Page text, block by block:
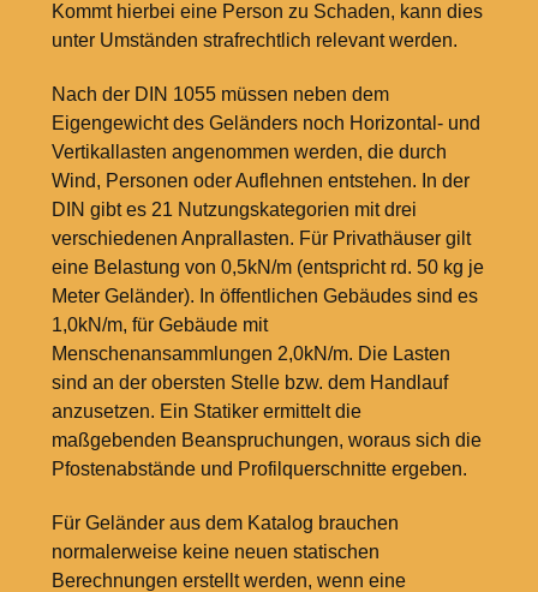
Kommt hierbei eine Person zu Schaden, kann dies
unter Umständen strafrechtlich relevant werden.
Nach der DIN 1055 müssen neben dem
Eigengewicht des Geländers noch Horizontal- und
Vertikallasten angenommen werden, die durch
Wind, Personen oder Auflehnen entstehen. In der
DIN gibt es 21 Nutzungskategorien mit drei
verschiedenen Anprallasten. Für Privathäuser gilt
eine Belastung von 0,5kN/m (entspricht rd. 50 kg je
Meter Geländer). In öffentlichen Gebäudes sind es
1,0kN/m, für Gebäude mit
Menschenansammlungen 2,0kN/m. Die Lasten
sind an der obersten Stelle bzw. dem Handlauf
anzusetzen. Ein Statiker ermittelt die
maßgebenden Beanspruchungen, woraus sich die
Pfostenabstände und Profilquerschnitte ergeben.
Für Geländer aus dem Katalog brauchen
normalerweise keine neuen statischen
Berechnungen erstellt werden, wenn eine